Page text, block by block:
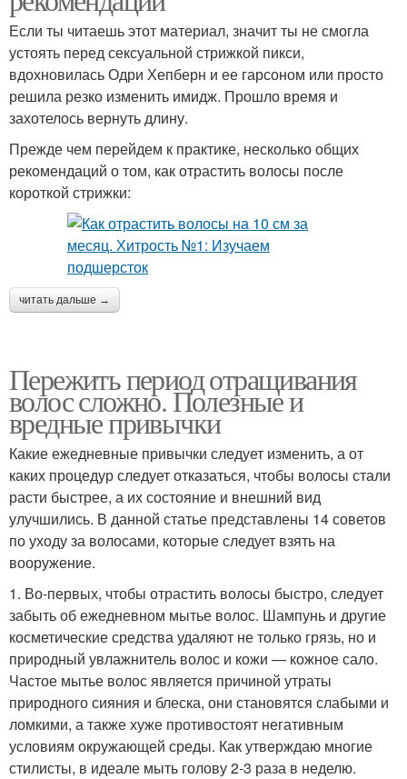
Если ты читаешь этот материал, значит ты не смогла
устоять перед сексуальной стрижкой пикси,
вдохновилась Одри Хепберн и ее гарсоном или просто
решила резко изменить имидж. Прошло время и
захотелось вернуть длину.
Прежде чем перейдем к практике, несколько общих
рекомендаций о том, как отрастить волосы после
короткой стрижки:
читать дальше →
Пережить период отращивания
волос сложно. Полезные и
вредные привычки
Какие ежедневные привычки следует изменить, а от
каких процедур следует отказаться, чтобы волосы стали
расти быстрее, а их состояние и внешний вид
улучшились. В данной статье представлены 14 советов
по уходу за волосами, которые следует взять на
вооружение.
1. Во-первых, чтобы отрастить волосы быстро, следует
забыть об ежедневном мытье волос. Шампунь и другие
косметические средства удаляют не только грязь, но и
природный увлажнитель волос и кожи — кожное сало.
Частое мытье волос является причиной утраты
природного сияния и блеска, они становятся слабыми и
ломкими, а также хуже противостоят негативным
условиям окружающей среды. Как утверждаю многие
стилисты, в идеале мыть голову 2-3 раза в неделю.